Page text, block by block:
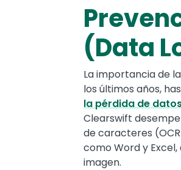
(Data
La importancia de
los últimos años,
la pérdida de
Clearswift
de caracteres
como Word y
imagen.